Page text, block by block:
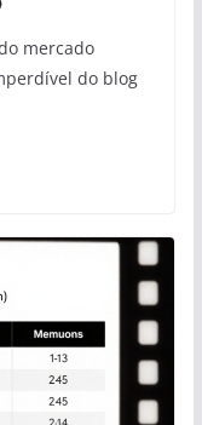
mercado
do blog